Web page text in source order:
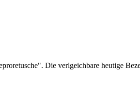
Die verlgeichbare heutige